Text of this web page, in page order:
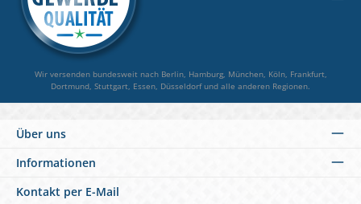
Wir versenden bundesweit nach Berlin, Hamburg, München, Köln, Frankfurt,
Dortmund, Stuttgart, Essen, Düsseldorf und alle anderen Regionen.
Über uns
Informationen
Kontakt per E-Mail